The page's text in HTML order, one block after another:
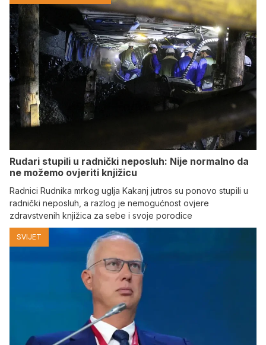
Rudari stupili u radnički neposluh: Nije normalno da
ne možemo ovjeriti knjižicu
Radnici Rudnika mrkog uglja Kakanj jutros su ponovo stupili u
radnički neposluh, a razlog je nemogućnost ovjere
zdravstvenih knjižica za sebe i svoje porodice
SVIJET